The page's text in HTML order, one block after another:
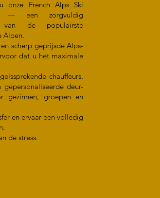
onze French Alps Ski
— een zorgvuldig
van de populairste
Alpen.
scherp geprijsde Alps-
dat u het maximale
chauffeurs,
gepersonaliseerde deur-
gezinnen, groepen en
en ervaar een volledig
de stress.